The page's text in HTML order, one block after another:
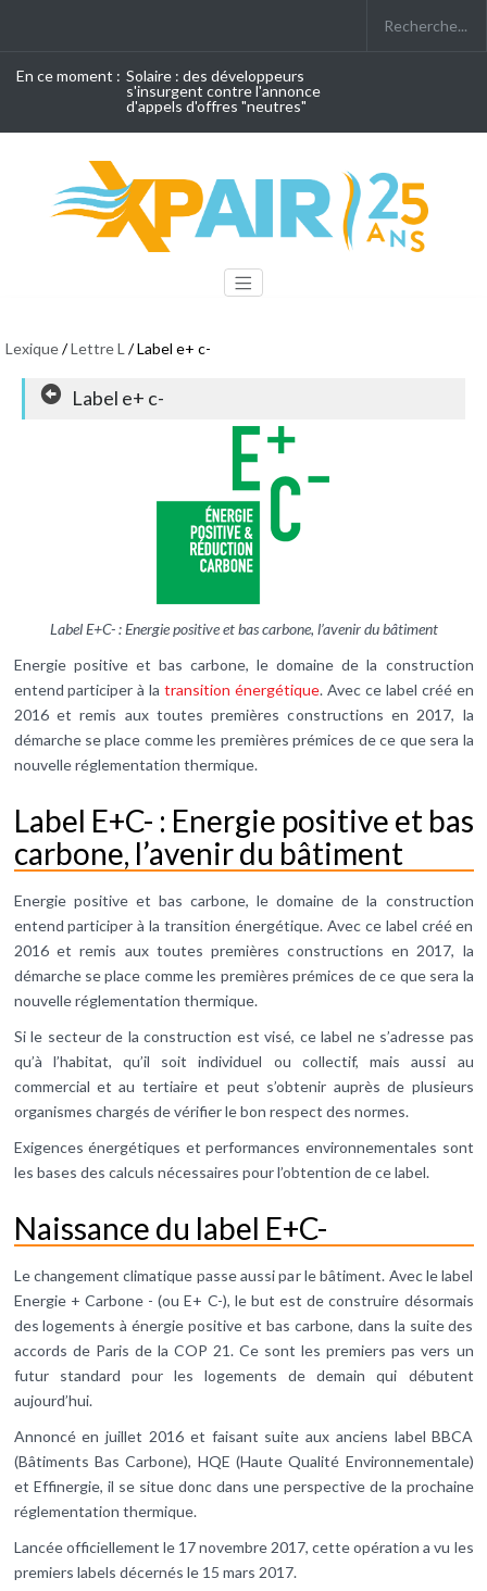
En ce moment : Solaire : des développeurs
s'insurgent contre l'annonce
d'appels d'offres "neutres"
Lexique/Lettre L / Label e+ c-
Label e+ c-
Label E+C- : Energie positive et bas carbone, l’avenir du bâtiment
Energie positive et bas carbone, le domaine de la construction
entend participer à latransition énergétique. Avec ce label créé en
2016 et remis aux toutes premières constructions en 2017, la
démarche se place comme les premières prémices de ce que sera la
nouvelle réglementation thermique.
Label E+C- : Energie positive et bas
carbone, l’avenir du bâtiment
Energie positive et bas carbone, le domaine de la construction
entend participer à la transition énergétique. Avec ce label créé en
2016 et remis aux toutes premières constructions en 2017, la
démarche se place comme les premières prémices de ce que sera la
nouvelle réglementation thermique.
Si le secteur de la construction est visé, ce label ne s’adresse pas
qu’à l’habitat, qu’il soit individuel ou collectif, mais aussi au
commercial et au tertiaire et peut s’obtenir auprès de plusieurs
organismes chargés de vérifier le bon respect des normes.
Exigences énergétiques et performances environnementales sont
les bases des calculs nécessaires pour l’obtention de ce label.
Naissance du label E+C-
Le changement climatique passe aussi par le bâtiment. Avec le label
Energie + Carbone - (ou E+ C-), le but est de construire désormais
des logements à énergie positive et bas carbone, dans la suite des
accords de Paris de la COP 21. Ce sont les premiers pas vers un
futur standard pour les logements de demain qui débutent
aujourd’hui.
Annoncé en juillet 2016 et faisant suite aux anciens label BBCA
(Bâtiments Bas Carbone), HQE (Haute Qualité Environnementale)
et Effinergie, il se situe donc dans une perspective de la prochaine
réglementation thermique.
Lancée officiellement le 17 novembre 2017, cette opération a vu les
premiers labels décernés le 15 mars 2017.